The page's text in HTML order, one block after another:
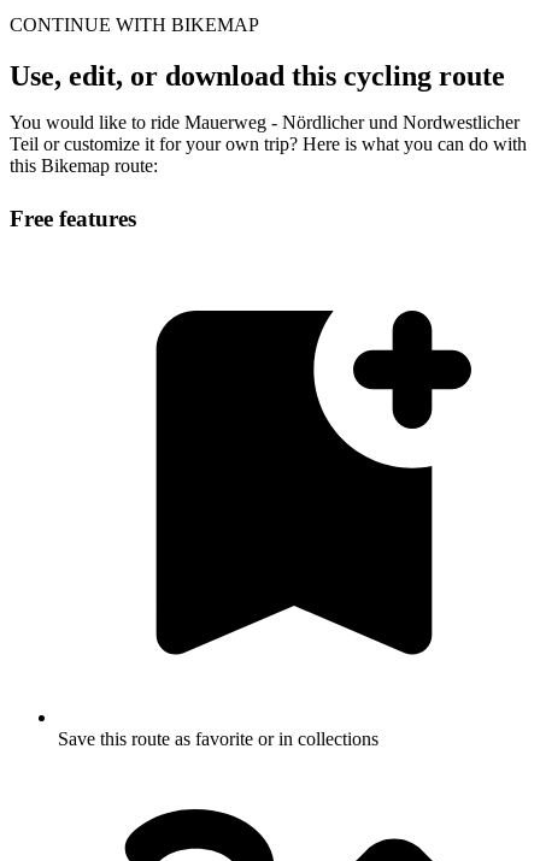
CONTINUE WITH BIKEMAP
Use, edit, or download this cycling route
You would like to ride Mauerweg - Nördlicher und Nordwestlicher
Teil or customize it for your own trip? Here is what you can do with
this Bikemap route:
Free features
Save this route as favorite or in collections